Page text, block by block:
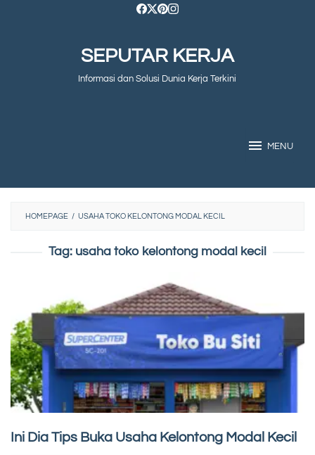
SEPUTAR KERJA
Informasi dan Solusi Dunia Kerja Terkini
MENU
HOMEPAGE / USAHA TOKO KELONTONG MODAL KECIL
Tag: usaha toko kelontong modal kecil
Ini Dia Tips Buka Usaha Kelontong Modal Kecil